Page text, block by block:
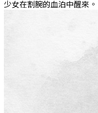
少女在割腕的血泊中醒來。